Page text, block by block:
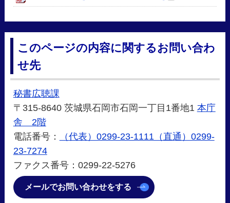
このページの内容に関するお問い合わ
せ先
秘書広聴課
〒315-8640 茨城県石岡市石岡一丁目1番地1 本庁
舎 2階
電話番号：
（代表）0299-23-1111（直通）0299-
23-7274
ファクス番号：0299-22-5276
メールでお問い合わせをする